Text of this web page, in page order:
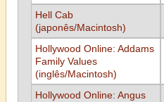
Hell Cab
(japonês/Macintosh)
Hollywood Online: Addams
Family Values
(inglês/Macintosh)
Hollywood Online: Angus